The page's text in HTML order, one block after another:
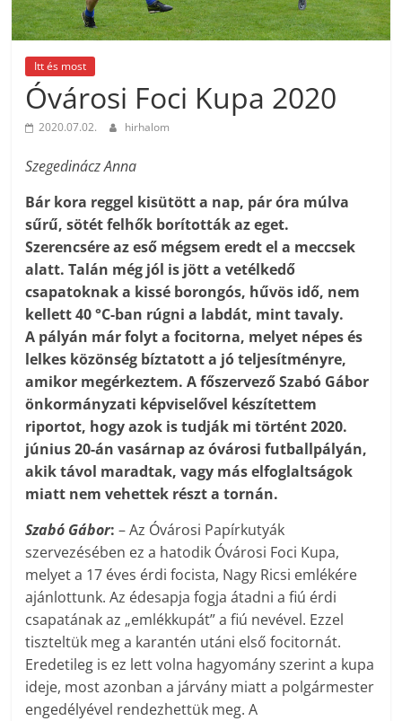
Itt és most
Óvárosi Foci Kupa 2020
2020.07.02. hirhalom
Szegedinácz Anna
Bár kora reggel kisütött a nap, pár óra múlva
sűrű, sötét felhők borították az eget.
Szerencsére az eső mégsem eredt el a meccsek
alatt. Talán még jól is jött a vetélkedő
csapatoknak a kissé borongós, hűvös idő, nem
kellett 40 °C-ban rúgni a labdát, mint tavaly.
A pályán már folyt a focitorna, melyet népes és
lelkes közönség bíztatott a jó teljesítményre,
amikor megérkeztem. A főszervező Szabó Gábor
önkormányzati képviselővel készítettem
riportot, hogy azok is tudják mi történt 2020.
június 20-án vasárnap az óvárosi futballpályán,
akik távol maradtak, vagy más elfoglaltságok
miatt nem vehettek részt a tornán.
Szabó Gábor: – Az Óvárosi Papírkutyák
szervezésében ez a hatodik Óvárosi Foci Kupa,
melyet a 17 éves érdi focista, Nagy Ricsi emlékére
ajánlottunk. Az édesapja fogja átadni a fiú érdi
csapatának az „emlékkupát” a fiú nevével. Ezzel
tiszteltük meg a karantén utáni első focitornát.
Eredetileg is ez lett volna hagyomány szerint a kupa
ideje, most azonban a járvány miatt a polgármester
engedélyével rendezhettük meg. A